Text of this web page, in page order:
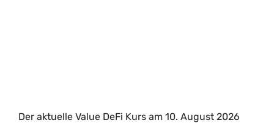
Der aktuelle Value DeFi Kurs am 10. August 2026